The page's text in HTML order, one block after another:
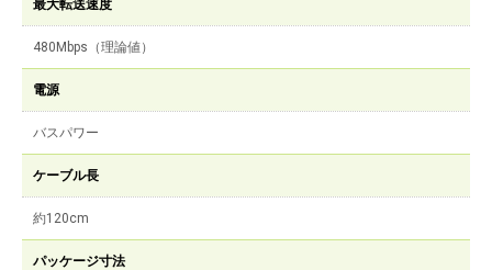
最大転送速度
480Mbps（理論値）
電源
バスパワー
ケーブル長
約120cm
パッケージ寸法